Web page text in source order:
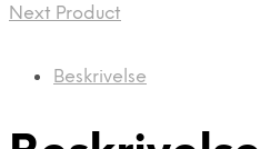
Next Product
Beskrivelse